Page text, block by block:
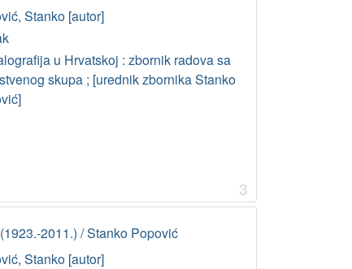
Stanko [autor]
u Hrvatskoj : zbornik radova sa
skupa ; [urednik zbornika Stanko
3
2011.) / Stanko Popović
Stanko [autor]